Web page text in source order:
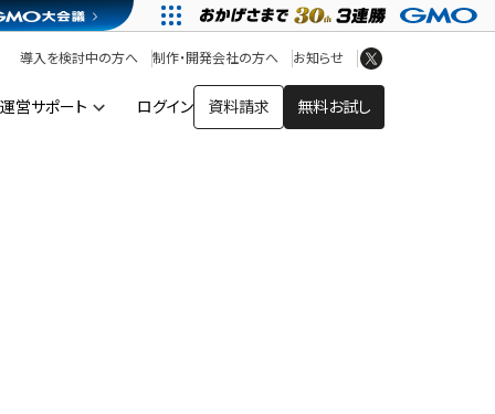
運営サポート ログイン 資料請求 無料お試し
導入を検討中の方へ 制作・開発会社の方へ お知らせ
ヘルプセンター